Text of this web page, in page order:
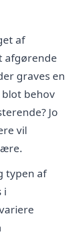
af
afgørende
graves en
behov
Jo
vil
typen af
i